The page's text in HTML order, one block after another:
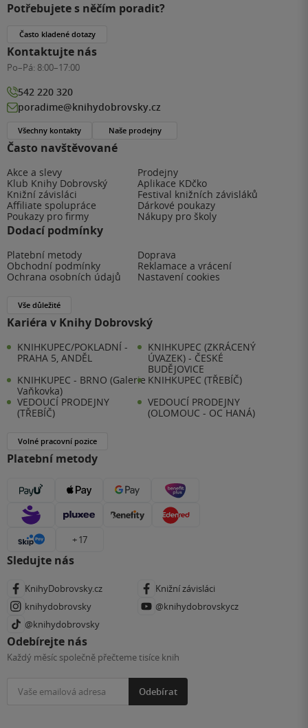
Často navštěvované
Akce a slevy
Prodejny
Klub Knihy Dobrovský
Aplikace KDčko
Knižní závisláci
Festival knižních závisláků
Affiliate spolupráce
Dárkové poukazy
Poukazy pro firmy
Nákupy pro školy
Dodací podmínky
Platební metody
Doprava
Obchodní podmínky
Reklamace a vrácení
Ochrana osobních údajů
Nastavení cookies
Vše důležité
Kariéra v Knihy Dobrovský
KNIHKUPEC/POKLADNÍ -
PRAHA 5, ANDĚL
KNIHKUPEC (ZKRÁCENÝ
ÚVAZEK) - ČESKÉ
BUDĚJOVICE
KNIHKUPEC - BRNO (Galerie
Vaňkovka)
KNIHKUPEC (TŘEBÍČ)
VEDOUCÍ PRODEJNY
(TŘEBÍČ)
VEDOUCÍ PRODEJNY
(OLOMOUC - OC HANÁ)
Volné pracovní pozice
Platební metody
+ 17
Sledujte nás
KnihyDobrovsky.cz
Knižní závisláci
knihydobrovsky
@knihydobrovskycz
@knihydobrovsky
Odebírejte nás
Každý měsíc společně přečteme tisíce knih
Odebírat
Potřebujete s něčím poradit?
Často kladené dotazy
Kontaktujte nás
Po–Pá: 8:00–17:00
542 220 320
poradime@knihydobrovsky.cz
Všechny kontakty Naše prodejny